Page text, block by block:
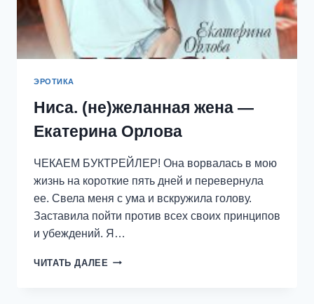
ЭРОТИКА
Ниса. (не)желанная жена —
Екатерина Орлова
ЧЕКАЕМ БУКТРЕЙЛЕР! Она ворвалась в мою
жизнь на короткие пять дней и перевернула
ее. Свела меня с ума и вскружила голову.
Заставила пойти против всех своих принципов
и убеждений. Я…
ЧИТАТЬ ДАЛЕЕ НИСА.